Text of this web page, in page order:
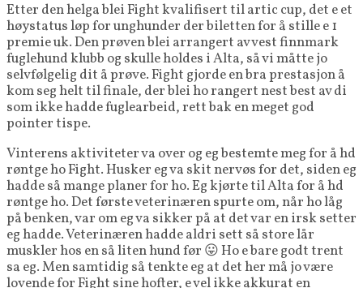
Etter den helga blei Fight kvalifisert til artic cup, det e et
høystatus løp for unghunder der biletten for å stille e 1
premie uk. Den prøven blei arrangert av vest finnmark
fuglehund klubb og skulle holdes i Alta, så vi måtte jo
selvfølgelig dit å prøve. Fight gjorde en bra prestasjon å
kom seg helt til finale, der blei ho rangert nest best av di
som ikke hadde fuglearbeid, rett bak en meget god
pointer tispe.
Vinterens aktiviteter va over og eg bestemte meg for å hd
røntge ho Fight. Husker eg va skit nervøs for det, siden eg
hadde så mange planer for ho. Eg kjørte til Alta for å hd
røntge ho. Det første veterinæren spurte om, når ho låg
på benken, var om eg va sikker på at det var en irsk setter
eg hadde. Veterinæren hadde aldri sett så store lår
muskler hos en så liten hund før 😛 Ho e bare godt trent
sa eg. Men samtidig så tenkte eg at det her må jo være
lovende for Fight sine hofter, e vel ikke akkurat en